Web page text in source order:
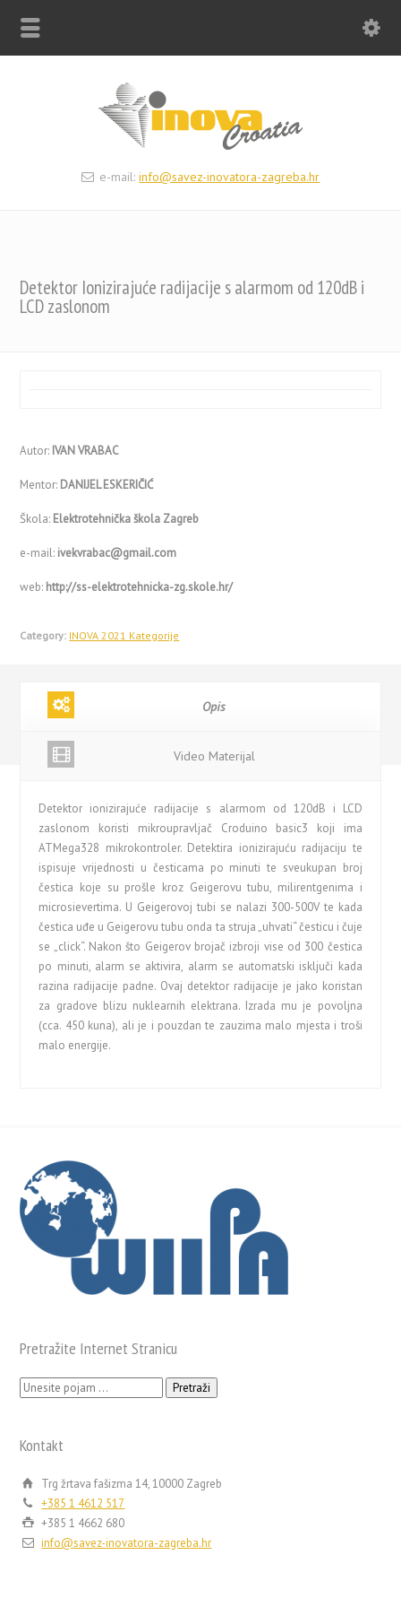
e-mail:info@savez-inovatora-zagreba.hr
Detektor Ionizirajuće radijacije s alarmom od 120dB i
LCD zaslonom
Autor: IVAN VRABAC
Mentor: DANIJEL ESKERIČIĆ
Škola: Elektrotehnička škola Zagreb
e-mail: ivekvrabac@gmail.com
web: http://ss-elektrotehnicka-zg.skole.hr/
Category: INOVA 2021 Kategorije
Opis
Video Materijal
Detektor ionizirajuće radijacije s alarmom od 120dB i LCD
zaslonom koristi mikroupravljač Croduino basic3 koji ima
ATMega328 mikrokontroler. Detektira ionizirajuću radijaciju te
ispisuje vrijednosti u česticama po minuti te sveukupan broj
čestica koje su prošle kroz Geigerovu tubu, milirentgenima i
microsievertima. U Geigerovoj tubi se nalazi 300-500V te kada
čestica uđe u Geigerovu tubu onda ta struja „uhvati“ česticu i čuje
se „click“. Nakon što Geigerov brojač izbroji vise od 300 čestica
po minuti, alarm se aktivira, alarm se automatski isključi kada
razina radijacije padne. Ovaj detektor radijacije je jako koristan
za gradove blizu nuklearnih elektrana. Izrada mu je povoljna
(cca. 450 kuna), ali je i pouzdan te zauzima malo mjesta i troši
malo energije.
Pretražite Internet Stranicu
Pretraži:
Kontakt
Trg žrtava fašizma 14, 10000 Zagreb
+385 1 4612 517
+385 1 4662 680
info@savez-inovatora-zagreba.hr